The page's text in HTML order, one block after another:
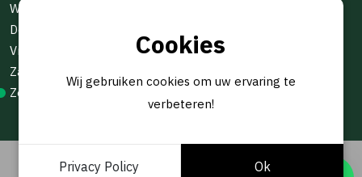
Woensdag:
Donderdag:
Vrijdag:
07:30–12:00 & 13:00–16:00
Zaterdag:
Zondag:
© 2026 -BOUW- EN HANDELSONDERNEMING M.HAVIK B.V
Cookies
Wij gebruiken cookies om uw ervaring te
verbeteren!
Privacy Policy Ok